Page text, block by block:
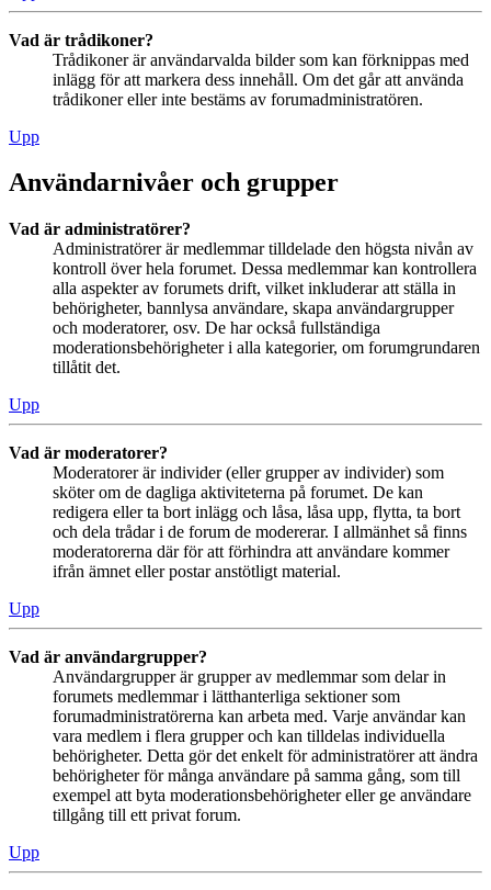
Vad är trådikoner?
Trådikoner är användarvalda bilder som kan förknippas med
inlägg för att markera dess innehåll. Om det går att använda
trådikoner eller inte bestäms av forumadministratören.
Upp
Användarnivåer och grupper
Vad är administratörer?
Administratörer är medlemmar tilldelade den högsta nivån av
kontroll över hela forumet. Dessa medlemmar kan kontrollera
alla aspekter av forumets drift, vilket inkluderar att ställa in
behörigheter, bannlysa användare, skapa användargrupper
och moderatorer, osv. De har också fullständiga
moderationsbehörigheter i alla kategorier, om forumgrundaren
tillåtit det.
Upp
Vad är moderatorer?
Moderatorer är individer (eller grupper av individer) som
sköter om de dagliga aktiviteterna på forumet. De kan
redigera eller ta bort inlägg och låsa, låsa upp, flytta, ta bort
och dela trådar i de forum de modererar. I allmänhet så finns
moderatorerna där för att förhindra att användare kommer
ifrån ämnet eller postar anstötligt material.
Upp
Vad är användargrupper?
Användargrupper är grupper av medlemmar som delar in
forumets medlemmar i lätthanterliga sektioner som
forumadministratörerna kan arbeta med. Varje användar kan
vara medlem i flera grupper och kan tilldelas individuella
behörigheter. Detta gör det enkelt för administratörer att ändra
behörigheter för många användare på samma gång, som till
exempel att byta moderationsbehörigheter eller ge användare
tillgång till ett privat forum.
Upp